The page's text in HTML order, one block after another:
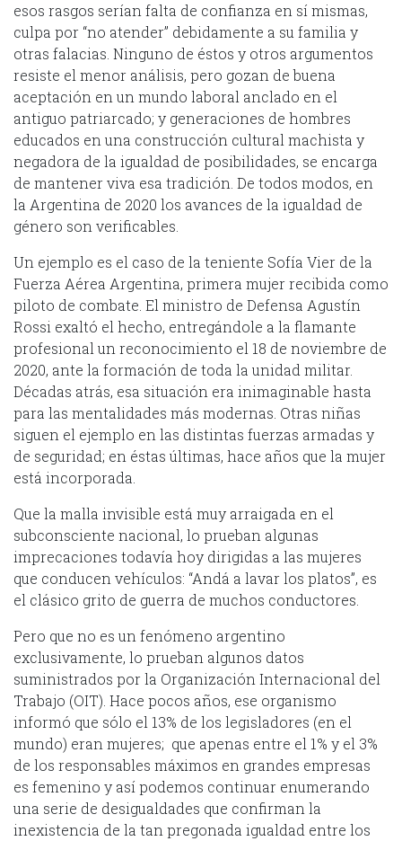
esos rasgos serían falta de confianza en sí mismas,
culpa por “no atender” debidamente a su familia y
otras falacias. Ninguno de éstos y otros argumentos
resiste el menor análisis, pero gozan de buena
aceptación en un mundo laboral anclado en el
antiguo patriarcado; y generaciones de hombres
educados en una construcción cultural machista y
negadora de la igualdad de posibilidades, se encarga
de mantener viva esa tradición. De todos modos, en
la Argentina de 2020 los avances de la igualdad de
género son verificables.
Un ejemplo es el caso de la teniente Sofía Vier de la
Fuerza Aérea Argentina, primera mujer recibida como
piloto de combate. El ministro de Defensa Agustín
Rossi exaltó el hecho, entregándole a la flamante
profesional un reconocimiento el 18 de noviembre de
2020, ante la formación de toda la unidad militar.
Décadas atrás, esa situación era inimaginable hasta
para las mentalidades más modernas. Otras niñas
siguen el ejemplo en las distintas fuerzas armadas y
de seguridad; en éstas últimas, hace años que la mujer
está incorporada.
Que la malla invisible está muy arraigada en el
subconsciente nacional, lo prueban algunas
imprecaciones todavía hoy dirigidas a las mujeres
que conducen vehículos: “Andá a lavar los platos”, es
el clásico grito de guerra de muchos conductores.
Pero que no es un fenómeno argentino
exclusivamente, lo prueban algunos datos
suministrados por la Organización Internacional del
Trabajo (OIT). Hace pocos años, ese organismo
informó que sólo el 13% de los legisladores (en el
mundo) eran mujeres; que apenas entre el 1% y el 3%
de los responsables máximos en grandes empresas
es femenino y así podemos continuar enumerando
una serie de desigualdades que confirman la
inexistencia de la tan pregonada igualdad entre los